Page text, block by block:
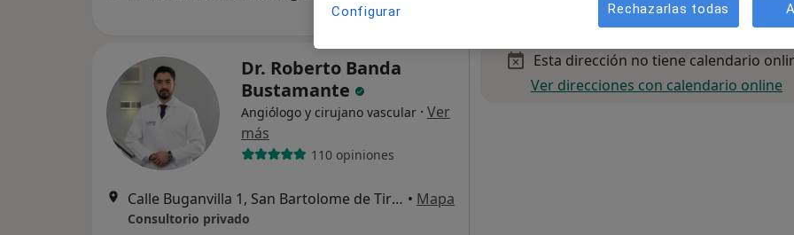
Dr. Roberto Banda
Bustamante
Angiólogo y cirujano vascular · Ver
más
110 opiniones
Calle Buganvilla 1, San Bartolome de Tirajana • Mapa
Consultorio privado
Esta dirección no tiene calendario
Ver direcciones con calendario online
Configurar Rechazarlas todas